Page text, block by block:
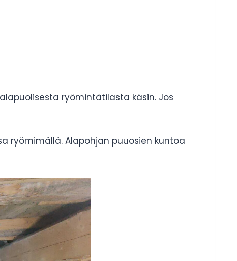
ryömintätilasta käsin. Jos
ryömimällä. Alapohjan puuosien kuntoa